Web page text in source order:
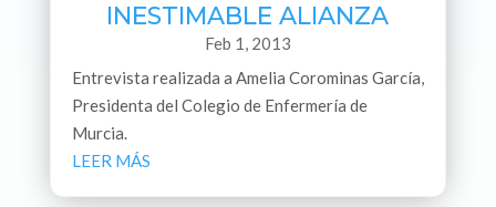
INESTIMABLE ALIANZA
Feb 1, 2013
Entrevista realizada a Amelia Corominas García,
Presidenta del Colegio de Enfermería de
Murcia.
LEER MÁS